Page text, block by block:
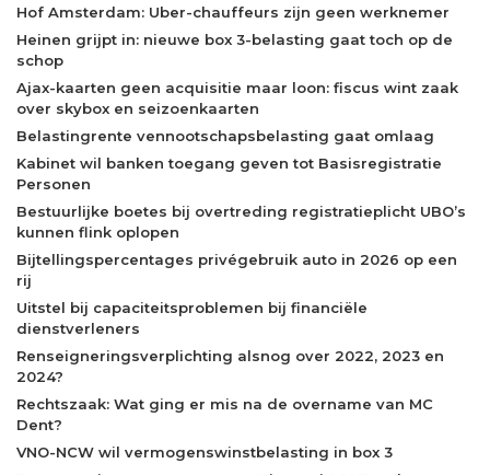
Hof Amsterdam: Uber-chauffeurs zijn geen werknemer
Heinen grijpt in: nieuwe box 3-belasting gaat toch op de
schop
Ajax-kaarten geen acquisitie maar loon: fiscus wint zaak
over skybox en seizoenkaarten
Belastingrente vennootschapsbelasting gaat omlaag
Kabinet wil banken toegang geven tot Basisregistratie
Personen
Bestuurlijke boetes bij overtreding registratieplicht UBO’s
kunnen flink oplopen
Bijtellingspercentages privégebruik auto in 2026 op een
rij
Uitstel bij capaciteitsproblemen bij financiële
dienstverleners
Renseigneringsverplichting alsnog over 2022, 2023 en
2024?
Rechtszaak: Wat ging er mis na de overname van MC
Dent?
VNO-NCW wil vermogenswinstbelasting in box 3